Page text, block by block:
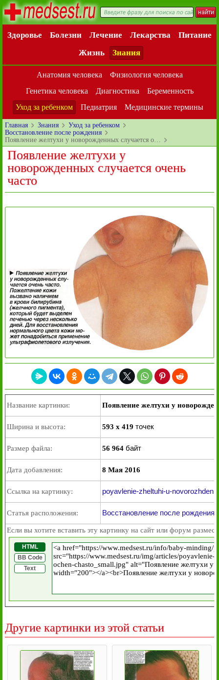
Здоровье Болезни Лечение Лекарства
Питание
Жизнь
Знания
Анатомия человека
Физиология человека
Генетика человека
Диагностика
Беременность
Уход за ребенком
Педиатрия Медицинские термины
Главная Знания
Уход за ребенком
Восстановление после рождения
Появление желтухи у новорожденных случается о…
Появление желтухи у
новорожденных случается очень
часто
Название картинки: Появление желтухи у
Ширина и высота: 593 x 419 точек
Размер файла: 56 964 байт
Дата добавления: 8 Мая 2016
Ссылка на картинку: poyavlenie-zheltuhi-u-
Статья расположения: Восстановление после рождения
Если вы хотите вставить эту картинку на сайт или форум
HTML
BB Code
Text
Другие картинки из этой статьи